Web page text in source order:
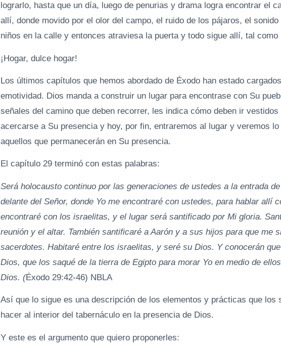
lograrlo, hasta que un día, luego de penurias y drama logra encontrar el
allí, donde movido por el olor del campo, el ruido de los pájaros, el
niños en la calle y entonces atraviesa la puerta y todo sigue allí, tal como
¡Hogar, dulce hogar!
Los últimos capítulos que hemos abordado de Éxodo han estado
emotividad. Dios manda a construir un lugar para encontrase con Su
señales del camino que deben recorrer, les indica cómo deben ir vestidos
acercarse a Su presencia y hoy, por fin, entraremos al lugar y veremos
aquellos que permanecerán en Su presencia.
El capítulo 29 terminó con estas palabras:
Será holocausto continuo por las generaciones de ustedes a la entrada
delante del Señor, donde Yo me encontraré con ustedes, para hablar allí
encontraré con los israelitas, y el lugar será santificado por Mi gloria.
reunión y el altar. También santificaré a Aarón y a sus hijos para que me
sacerdotes. Habitaré entre los israelitas, y seré su Dios. Y conocerán
Dios, que los saqué de la tierra de Egipto para morar Yo en medio de
Dios. (Éxodo 29:42-46) NBLA
Así que lo sigue es una descripción de los elementos y prácticas que los
hacer al interior del tabernáculo en la presencia de Dios.
Y este es el argumento que quiero proponerles: